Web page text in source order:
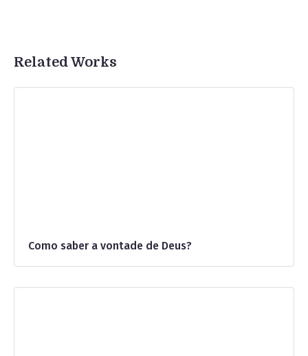
Related Works
Como saber a vontade de Deus?